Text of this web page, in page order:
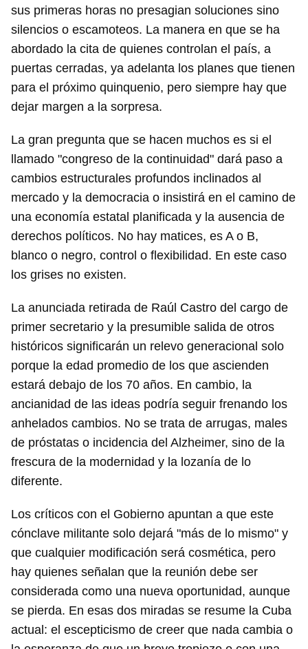
sus primeras horas no presagian soluciones sino
silencios o escamoteos. La manera en que se ha
abordado la cita de quienes controlan el país, a
puertas cerradas, ya adelanta los planes que tienen
para el próximo quinquenio, pero siempre hay que
dejar margen a la sorpresa.
La gran pregunta que se hacen muchos es si el
llamado "congreso de la continuidad" dará paso a
cambios estructurales profundos inclinados al
mercado y la democracia o insistirá en el camino de
una economía estatal planificada y la ausencia de
derechos políticos. No hay matices, es A o B,
blanco o negro, control o flexibilidad. En este caso
los grises no existen.
La anunciada retirada de Raúl Castro del cargo de
primer secretario y la presumible salida de otros
históricos significarán un relevo generacional solo
porque la edad promedio de los que ascienden
estará debajo de los 70 años. En cambio, la
ancianidad de las ideas podría seguir frenando los
anhelados cambios. No se trata de arrugas, males
de próstatas o incidencia del Alzheimer, sino de la
frescura de la modernidad y la lozanía de lo
diferente.
Los críticos con el Gobierno apuntan a que este
cónclave militante solo dejará "más de lo mismo" y
que cualquier modificación será cosmética, pero
hay quienes señalan que la reunión debe ser
considerada como una nueva oportunidad, aunque
se pierda. En esas dos miradas se resume la Cuba
actual: el escepticismo de creer que nada cambia o